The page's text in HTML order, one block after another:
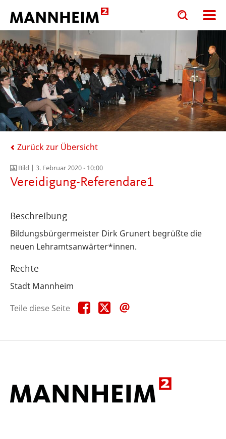
Toggle
search
input
form
Toggle
search
input
Zurück zur Übersicht
Bild | 3. Februar 2020 - 10:00
Vereidigung-Referendare1
Beschreibung
Bildungsbürgermeister Dirk Grunert begrüßte die
neuen Lehramtsanwärter*innen.
Rechte
Stadt Mannheim
Teile diese Seite
Teile
diese
Teile
diese